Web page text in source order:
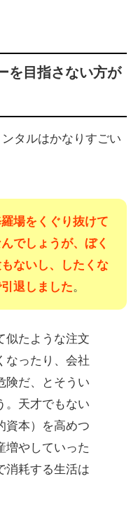
を目指さない方が
タルはかなりすごい
場をくぐり抜けて
でしょうが、ぼく
ないし、したくな
退しました。
似たような注文
なったり、会社
険だ、とそうい
。天才でもない
資本）を高めつ
増やしていった
消耗する生活は